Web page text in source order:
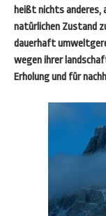
heißt nichts anderes,
natürlichen Zustand
dauerhaft
wegen ihrer
Erholung und für